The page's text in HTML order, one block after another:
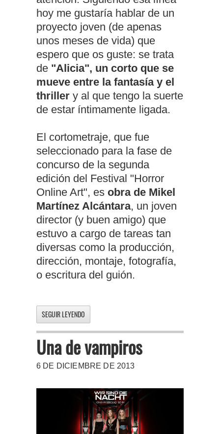
hoy me gustaría hablar de un
proyecto joven (de apenas
unos meses de vida) que
espero que os guste: se trata
de "Alicia", un corto que se
mueve entre la fantasía y el
thriller y al que tengo la suerte
de estar íntimamente ligada.
El cortometraje, que fue
seleccionado para la fase de
concurso de la segunda
edición del Festival "Horror
Online Art", es obra de Mikel
Martínez Alcántara, un joven
director (y buen amigo) que
estuvo a cargo de tareas tan
diversas como la producción,
dirección, montaje, fotografía,
o escritura del guión.
SEGUIR LEYENDO
Una de vampiros
6 DE DICIEMBRE DE 2013